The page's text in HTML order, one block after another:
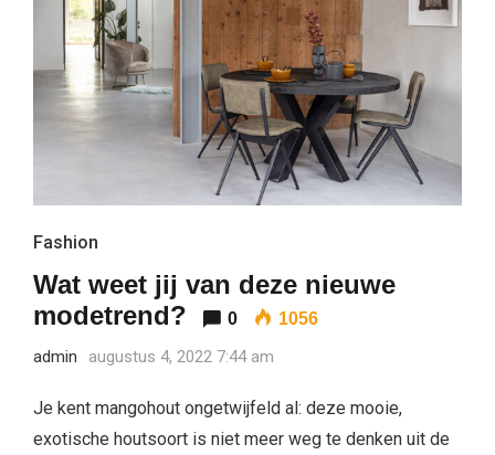
Fashion
Wat weet jij van deze nieuwe
modetrend?
0 1056
admin augustus 4, 2022 7:44 am
Je kent mangohout ongetwijfeld al: deze mooie,
exotische houtsoort is niet meer weg te denken uit de